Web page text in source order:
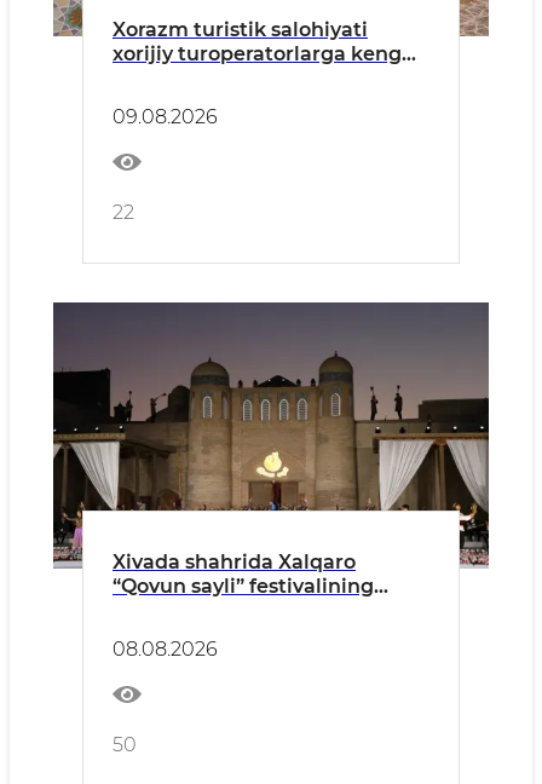
Xorazm turistik salohiyati
xorijiy turoperatorlarga keng
09.08.2026
22
Xivada shahrida Xalqaro
“Qovun sayli” festivalining
08.08.2026
50